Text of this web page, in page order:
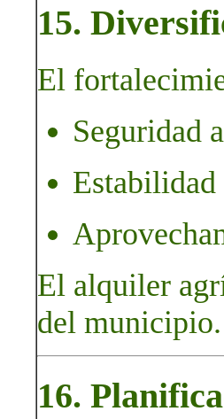
15.
El
Seguridad
El alquiler
del municipio.
16.